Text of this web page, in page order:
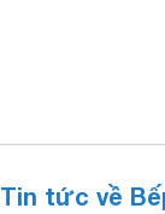
Tin tức về